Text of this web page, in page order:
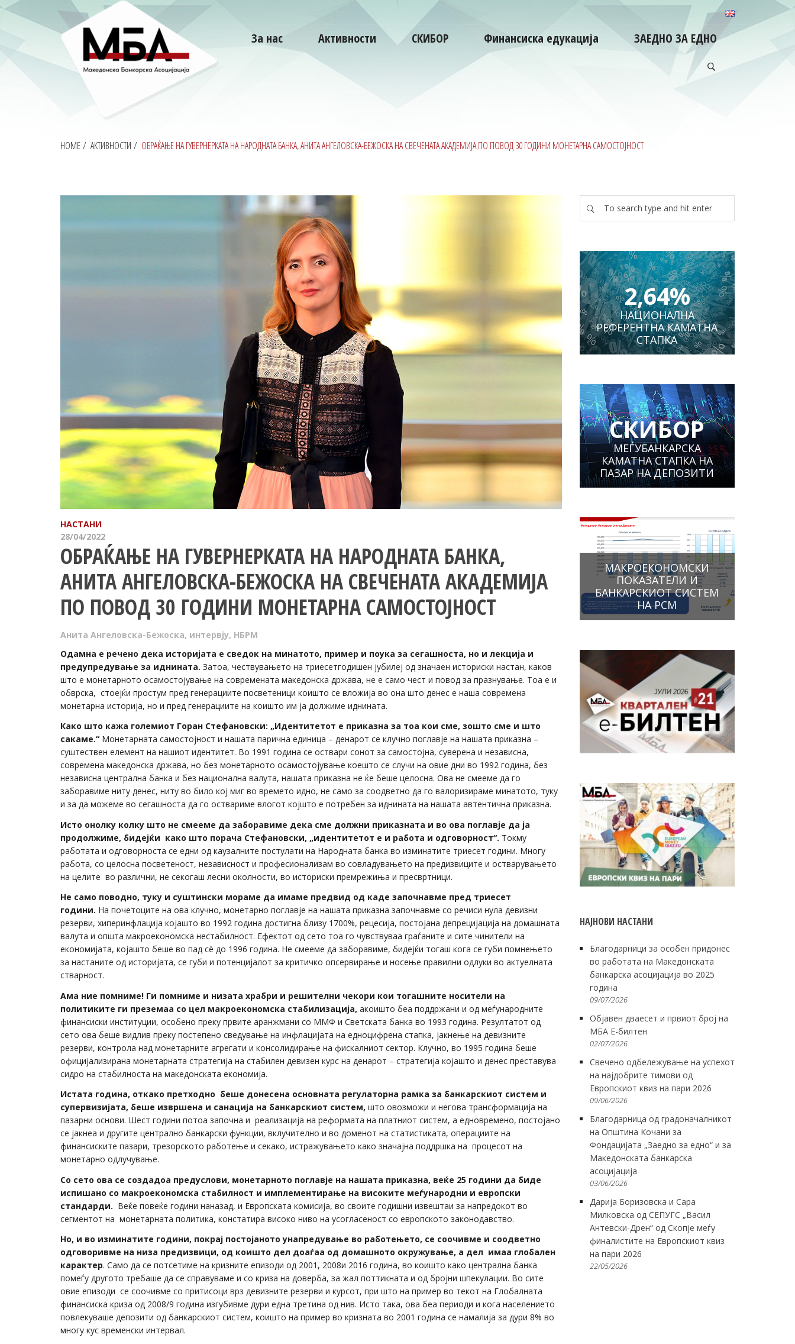
За нас Активности СКИБОР Финансиска едукација ЗАЕДНО ЗА ЕДНО
HOME/ АКТИВНОСТИ / ОБРАЌАЊЕ НА ГУВЕРНЕРКАТА НА НАРОДНАТА БАНКА, АНИТА АНГЕЛОВСКА-БЕЖОСКА НА СВЕЧЕНАТА АКАДЕМИЈА ПО ПОВОД 30 ГОДИНИ МОНЕТАРНА САМОСТОЈНОСТ
НАСТАНИ
28/04/2022
ОБРАЌАЊЕ НА ГУВЕРНЕРКАТА НА НАРОДНАТА БАНКА,
АНИТА АНГЕЛОВСКА-БЕЖОСКА НА СВЕЧЕНАТА АКАДЕМИЈА
ПО ПОВОД 30 ГОДИНИ МОНЕТАРНА САМОСТОЈНОСТ
Анита Ангеловска-Бежоска, интервју, НБРМ
Одамна е речено дека историјата е сведок на минатото, пример и поука за сегашноста, но и лекција и
предупредување за иднината. Затоа, чествувањето на триесетгодишен јубилеј од значаен историски настан, каков
што е монетарното осамостојување на современата македонска држава, не е само чест и повод за празнување. Тоа е и
обврска, стоејќи простум пред генерациите посветеници коишто се вложија во она што денес е наша современа
монетарна историја, но и пред генерациите на коишто им ја должиме иднината.
Како што кажа големиот Горан Стефановски: „Идентитетот е приказна за тоа кои сме, зошто сме и што
сакаме.“ Монетарната самостојност и нашата парична единица – денарот се клучно поглавје на нашата приказна –
суштествен елемент на нашиот идентитет. Во 1991 година се оствари сонот за самостојна, суверена и независна,
современа македонска држава, но без монетарното осамостојување коешто се случи на овие дни во 1992 година, без
независна централна банка и без национална валута, нашата приказна не ќе беше целосна. Ова не смееме да го
заборавиме ниту денес, ниту во било кој миг во времето идно, не само за соодветно да го валоризираме минатото, туку
и за да можеме во сегашноста да го оствариме влогот којшто е потребен за иднината на нашата автентична приказна.
Исто онолку колку што не смееме да заборавиме дека сме должни приказната и во ова поглавје да ја
продолжиме, бидејќи како што порача Стефановски, „идентитетот е и работа и одговорност“. Токму
работата и одговорноста се едни од каузалните постулати на Народната банка во изминатите триесет години. Многу
работа, со целосна посветеност, независност и професионализам во совладувањето на предизвиците и остварувањето
на целите во различни, не секогаш лесни околности, во историски премрежиња и пресвртници.
Не само поводно, туку и суштински мораме да имаме предвид од каде започнавме пред триесет
години. На почетоците на ова клучно, монетарно поглавје на нашата приказна започнавме со речиси нула девизни
резерви, хиперинфлација којашто во 1992 година достигна близу 1700%, рецесија, постојана депрецијација на домашната
валута и општа макроекономска нестабилност. Ефектот од сето тоа го чувствуваа граѓаните и сите чинители на
економијата, којашто беше во пад сè до 1996 година. Не смееме да заборавиме, бидејќи тогаш кога се губи помнењето
за настаните од историјата, се губи и потенцијалот за критичко опсервирање и носење правилни одлуки во актуелната
стварност.
Ама ние помниме! Ги помниме и низата храбри и решителни чекори кои тогашните носители на
политиките ги преземаа со цел макроекономска стабилизација, акоишто беа поддржани и од меѓународните
финансиски институции, особено преку првите аранжмани со ММФ и Светската банка во 1993 година. Резултатот од
сето ова беше видлив преку постепено сведување на инфлацијата на едноцифрена стапка, јакнење на девизните
резерви, контрола над монетарните агрегати и консолидирање на фискалниот сектор. Клучно, во 1995 година беше
официјализирана монетарната стратегија на стабилен девизен курс на денарот – стратегија којашто и денес преставува
сидро на стабилноста на македонската економија.
Истата година, откако претходно беше донесена основната регулаторна рамка за банкарскиот систем и
супервизијата, беше извршена и санација на банкарскиот систем, што овозможи и негова трансформација на
пазарни основи. Шест години потоа започна и реализација на реформата на платниот систем, а едновремено, постојано
се јакнеа и другите централно банкарски функции, вклучително и во доменот на статистиката, операциите на
финансиските пазари, трезорското работење и секако, истражувањето како значајна поддршка на процесот на
монетарно одлучување.
Со сето ова се создадоа предуслови, монетарното поглавје на нашата приказна, веќе 25 години да биде
испишано со макроекономска стабилност и имплементирање на високите меѓународни и европски
стандарди. Веќе повеќе години наназад, и Европската комисија, во своите годишни извештаи за напредокот во
сегментот на монетарната политика, констатира високо ниво на усогласеност со европското законодавство.
Но, и во изминатите години, покрај постојаното унапредување во работењето, се соочивме и соодветно
одговоривме на низа предизвици, од коишто дел доаѓаа од домашното окружување, а дел имаа глобален
карактер. Само да се потсетиме на кризните епизоди од 2001, 2008и 2016 година, во коишто како централна банка
помеѓу другото требаше да се справуваме и со криза на доверба, за жал поттикната и од бројни шпекулации. Во сите
овие епизоди се соочивме со притисоци врз девизните резерви и курсот, при што на пример во текот на Глобалната
финансиска криза од 2008/9 година изгубивме дури една третина од нив. Исто така, ова беа периоди и кога населението
повлекуваше депозити од банкарскиот систем, коишто на пример во кризната во 2001 година се намалија за дури 8% во
многу кус временски интервал.
2,64%
НАЦИОНАЛНА
РЕФЕРЕНТНА КАМАТНА
СТАПКА
СКИБОР
МЕЃУБАНКАРСКА
КАМАТНА СТАПКА НА
ПАЗАР НА ДЕПОЗИТИ
МАКРОЕКОНОМСКИ
ПОКАЗАТЕЛИ И
БАНКАРСКИОТ СИСТЕМ
НА РСМ
НАЈНОВИ НАСТАНИ
Благодарници за особен придонес
во работата на Македонската
банкарска асоцијација во 2025
година
09/07/2026
Објавен дваесет и првиот број на
МБА Е-билтен
02/07/2026
Свечено одбележување на успехот
на најдобрите тимови од
Европскиот квиз на пари 2026
09/06/2026
Благодарница од градоначалникот
на Општина Кочани за
Фондацијата „Заедно за едно“ и за
Македонската банкарска
асоцијација
03/06/2026
Дарија Боризовска и Сара
Милковска од СЕПУГС „Васил
Антевски-Дрен“ од Скопје меѓу
финалистите на Европскиот квиз
на пари 2026
22/05/2026